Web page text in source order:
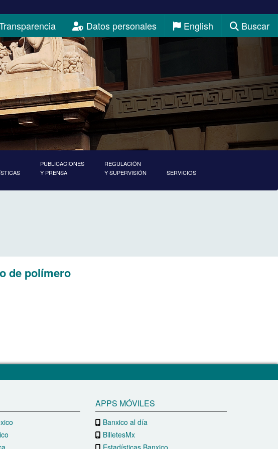
Datos personales English Buscar
PUBLICACIONES
Y PRENSA
REGULACIÓN
Y SUPERVISIÓN
SERVICIOS
de polímero
APPS MÓVILES
Banxico al día
BilletesMx
Estadísticas Banxico